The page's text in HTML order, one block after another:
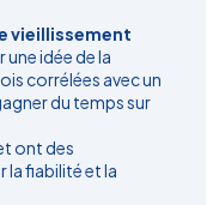
vieillissement
idée de la
corrélées avec un
du temps sur
ont des
la fiabilité et la